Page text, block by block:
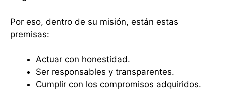
Por eso, dentro de su misión, están estas
premisas:
Actuar con honestidad.
Ser responsables y transparentes.
Cumplir con los compromisos adquiridos.